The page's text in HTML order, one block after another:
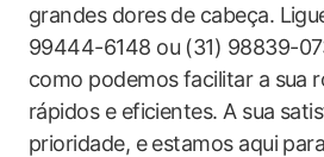
grandes dores de cabeça.
99444-6148 ou (31) 98839-
como podemos facilitar a sua
rápidos e eficientes. A sua
prioridade, e estamos aqui